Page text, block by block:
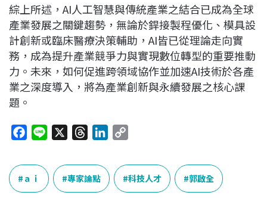
綜上所述，AI人工智慧與傳統產業之結合已成為全球
產業發展之關鍵趨勢，無論於銲接製程優化、模具設
計創新或臨床醫療決策輔助，AI皆已從理論走向實
務，成為提升產業競爭力與實現數位轉型的重要推動
力。未來，如何促進跨領域協作並加速AI技術於各產
業之深度導入，將為產業創新與永續發展之核心課
題。
c
e
b
e
r
e
a
k
p
y
L
ａｉ 專家論點 科技人才 郭啟全